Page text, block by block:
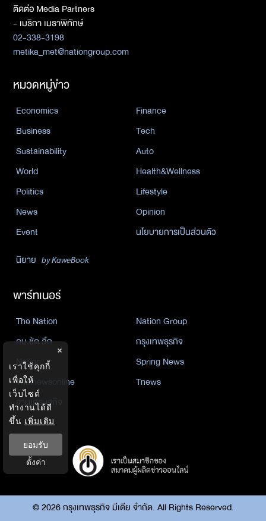
ติดต่อ Media Partners
- เมธิกา เมธาพิทักษ์
02-338-3198
metika_met@nationgroup.com
หมวดหมู่ข่าว
Economics
Finance
Business
Tech
Sustainability
Auto
World
Health&Wellness
Politics
Lifestyle
News
Opinion
Event
นโยบายการเป็นส่วนตัว
นิยาย by KaweBook
พาร์ทเนอร์
The Nation
Nation Group
คม ชัด ลึก
กรุงเทพธุรกิจ
Nation
Spring News
Thainewsonline
Tnews
ฐานเศรษฐกิจ
©2026กรุงเทพธุรกิจ มีเดีย จำกัด. All Rights Reserved.
×
เราใช้คุกกี้
เพื่อให้
เว็บไซต์
ทำงานได้ดี
ขึ้น เพิ่มเติม
ยอมรับ
ตั้งค่า